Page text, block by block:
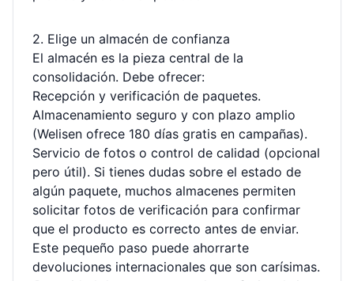
2. Elige un almacén de confianza
El almacén es la pieza central de la
consolidación. Debe ofrecer:
Recepción y verificación de paquetes.
Almacenamiento seguro y con plazo amplio
(Welisen ofrece 180 días gratis en campañas).
Servicio de fotos o control de calidad (opcional
pero útil). Si tienes dudas sobre el estado de
algún paquete, muchos almacenes permiten
solicitar fotos de verificación para confirmar
que el producto es correcto antes de enviar.
Este pequeño paso puede ahorrarte
devoluciones internacionales que son carísimas.